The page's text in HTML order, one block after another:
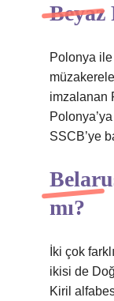
Beyaz
Polonya
imzalanan
SSCB’ye
mı?
İki çok
ikisi de
Kiril